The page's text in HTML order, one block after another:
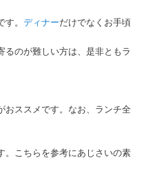
す。ディナーだけでなくお手頃
るのが難しい方は、是非ともラ
おススメです。なお、ランチ全
。こちらを参考にあじさいの素